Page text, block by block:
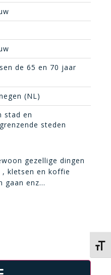
de 65 en 70 jaar
(NL)
stad en
steden
gezellige dingen
, kletsen en koffie
gaan enz…